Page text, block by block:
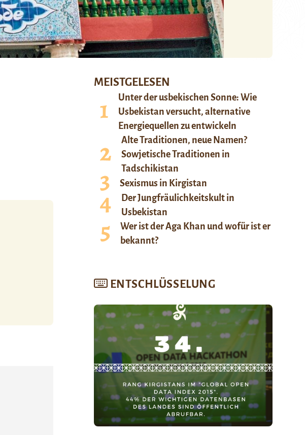
MEISTGELESEN
Unter der usbekischen Sonne: Wie
Usbekistan versucht, alternative
Energiequellen zu entwickeln
Alte Traditionen, neue Namen?
Sowjetische Traditionen in
Tadschikistan
Sexismus in Kirgistan
Der Jungfräulichkeitskult in
Usbekistan
Wer ist der Aga Khan und wofür ist er
bekannt?
ENTSCHLÜSSELUNG